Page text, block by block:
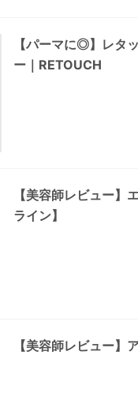
【パーマに◎】レタ
ー｜RETOUCH
【美容師レビュー】
ライン】
【美容師レビュー】